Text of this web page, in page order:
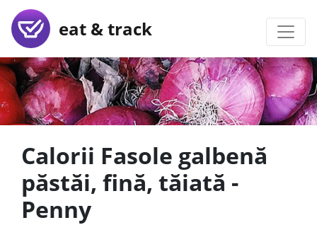
eat & track
Calorii Fasole galbenă
păstăi, fină, tăiată -
Penny